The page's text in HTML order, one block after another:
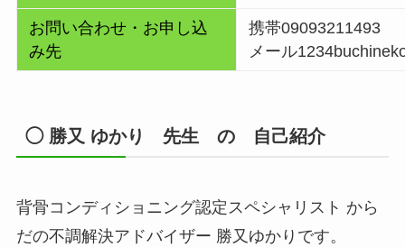
お問い合わせ・お申し込
み先
携帯09093211493
メール
◯ 勝又 ゆかり 先生 の 自己紹介
背骨コンディショニング認定スペシャリスト から
だの不調解決アドバイザー 勝又ゆかりです。